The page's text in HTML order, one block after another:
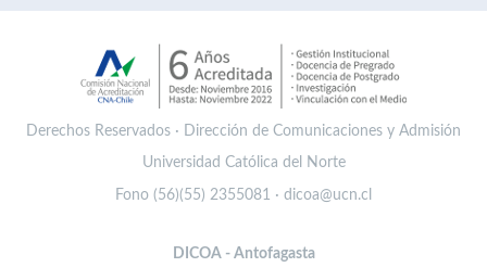
Derechos Reservados · Dirección de Comunicaciones y Admisión
Universidad Católica del Norte
Fono (56)(55) 2355081 · dicoa@ucn.cl
DICOA - Antofagasta